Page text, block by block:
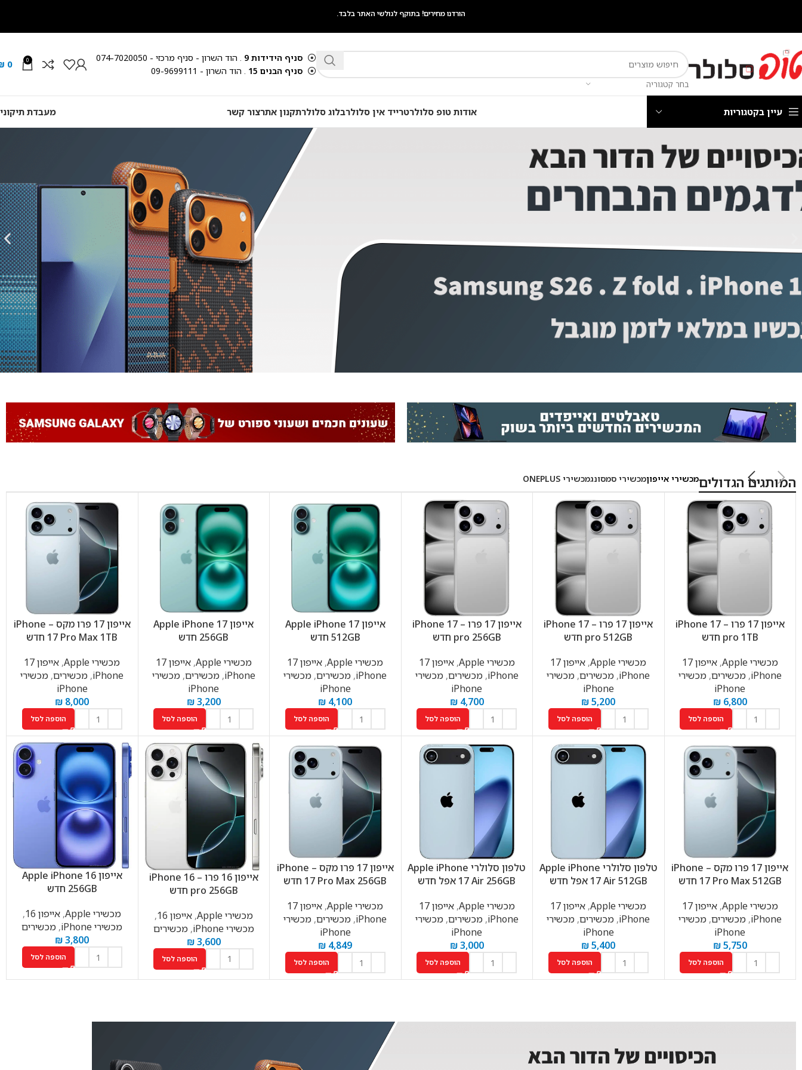
הורדנו מחירים! בתוקף לגולשי האתר בלבד.
בחר קטגוריה
סניף הידידות 9
. הוד השרון - סניף מרכזי - 074-7020050
סניף הבנים 15
. הוד השרון - 09-9699111
0
0
עיין בקטגוריות אודות טופ סלולרטרייד אין סלולרבלוג סלולרתקנון אתרצור קשר מעבדת
המותגים הגדוליםמכשירי אייפוןמכשירי סמסונגמכשירי ONEPLUS
אייפון 17 פרו – iPhone 17
pro 1TB חדש
מכשירי Apple
,
אייפון 17
iPhone
,מכשירים,מכשירי
iPhone
₪6,800
הוספה לסל
אייפון 17 פרו – iPhone 17
pro 512GB חדש
מכשירי Apple
,
אייפון 17
iPhone
, מכשירים, מכשירי
iPhone
₪5,200
הוספה לסל
אייפון 17 פרו – iPhone 17
pro 256GB חדש
מכשירי Apple
,
אייפון 17
iPhone
,מכשירים,מכשירי
iPhone
₪4,700
הוספה לסל
אייפון Apple iPhone 17
512GB חדש
מכשירי Apple
,
אייפון 17
iPhone
, מכשירים, מכשירי
iPhone
₪ 4,100
הוספה לסל
אייפון Apple iPhone 17
256GB חדש
מכשירי Apple
,
אייפון 17
iPhone
,מכשירים,מכשירי
iPhone
₪3,200
הוספה לסל
אייפון 17 פרו מקס – iPhone
17 Pro Max 1TB חדש
מכשירי Apple
,
אייפון 17
iPhone
, מכשירים, מכשירי
iPhone
₪ 8,000
הוספה לסל
אייפון 17 פרו מקס – iPhone
17 Pro Max 512GB חדש
מכשירי Apple
,
אייפון 17
iPhone
,מכשירים,מכשירי
iPhone
₪5,750
הוספה לסל
טלפון סלולרי Apple iPhone
17 Air 512GB אפל חדש
מכשירי Apple
,
אייפון 17
iPhone
, מכשירים, מכשירי
iPhone
₪5,400
הוספה לסל
טלפון סלולרי Apple iPhone
17 Air 256GB אפל חדש
מכשירי Apple
,
אייפון 17
iPhone
,מכשירים,מכשירי
iPhone
₪3,000
הוספה לסל
אייפון 17 פרו מקס – iPhone
17 Pro Max 256GB חדש
מכשירי Apple
,
אייפון 17
iPhone
, מכשירים, מכשירי
iPhone
₪ 4,849
הוספה לסל
אייפון 16 פרו – iPhone 16
pro 256GB חדש
מכשירי Apple
,אייפון 16
,
מכשירי iPhone
,מכשירים
₪3,600
הוספה לסל
אייפון Apple iPhone 16
256GB חדש
מכשירי Apple
, אייפון 16
,
מכשירי iPhone
, מכשירים
₪3,800
הוספה לסל